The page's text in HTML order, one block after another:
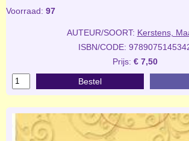
Voorraad: 97
AUTEUR/SOORT: Kerstens,
ISBN/CODE:
Prijs: € 7,50
Bestel